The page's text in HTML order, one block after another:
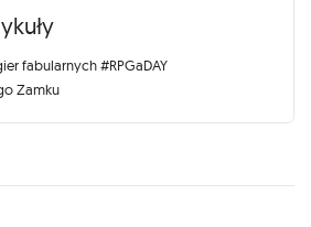
fabularnych #RPGaDAY
Zamku